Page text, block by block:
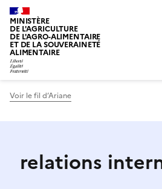
MINISTÈRE
DE L'AGRICULTURE
DE L'AGRO-ALIMENTAIRE
ET DE LA SOUVERAINETÉ
ALIMENTAIRE
Voir le fil d’Ariane
relations